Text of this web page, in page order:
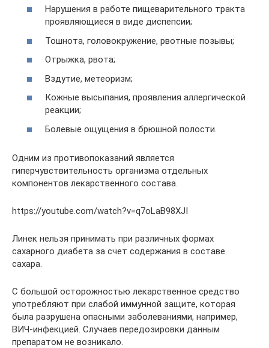
Нарушения в работе пищеварительного тракта
проявляющиеся в виде диспепсии;
Тошнота, головокружение, рвотные позывы;
Отрыжка, рвота;
Вздутие, метеоризм;
Кожные высыпания, проявления аллергической
реакции;
Болевые ощущения в брюшной полости.
Одним из противопоказаний является
гиперчувствительность организма отдельных
компонентов лекарственного состава.
https://youtube.com/watch?v=q7oLaB98XJI
Линек нельзя принимать при различных формах
сахарного диабета за счет содержания в составе
сахара.
С большой осторожностью лекарственное средство
употребляют при слабой иммунной защите, которая
была разрушена опасными заболеваниями, например,
ВИЧ-инфекцией. Случаев передозировки данным
препаратом не возникало.